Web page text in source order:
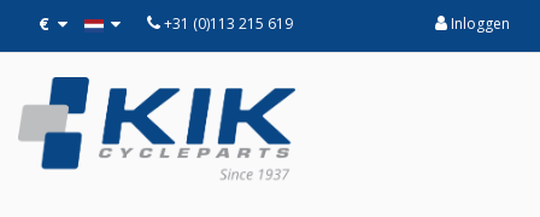
€ +31 (0)113 215 619 Inloggen